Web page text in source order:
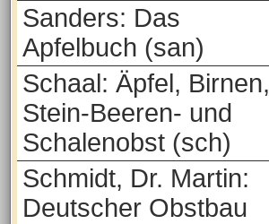
Sanders: Das
Apfelbuch (san)
Schaal: Äpfel, Birnen,
Stein-Beeren- und
Schalenobst (sch)
Schmidt, Dr. Martin:
Deutscher Obstbau